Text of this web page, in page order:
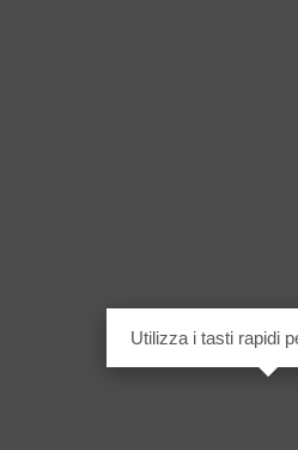
Utilizza i tasti rapidi